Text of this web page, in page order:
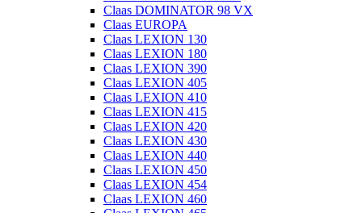
Claas DOMINATOR 98 VX
Claas EUROPA
Claas LEXION 130
Claas LEXION 180
Claas LEXION 390
Claas LEXION 405
Claas LEXION 410
Claas LEXION 415
Claas LEXION 420
Claas LEXION 430
Claas LEXION 440
Claas LEXION 450
Claas LEXION 454
Claas LEXION 460